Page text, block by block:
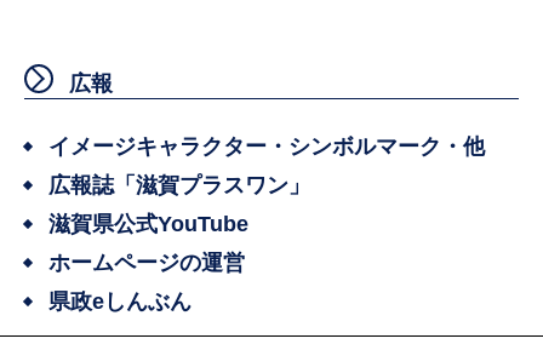
広報
イメージキャラクター・シンボルマーク・他
広報誌「滋賀プラスワン」
滋賀県公式YouTube
ホームページの運営
県政eしんぶん